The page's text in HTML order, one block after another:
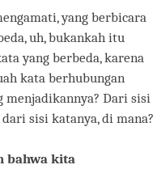
yang berbicara
uh, bukankah itu
yang berbeda, karena
kata berhubungan
menjadikannya? Dari sisi
sisi katanya, di mana?
bahwa kita